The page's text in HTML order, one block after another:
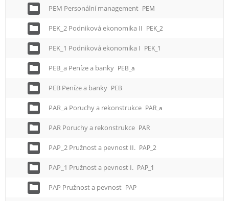
PEM Personální management PEM
PEK_2 Podniková ekonomika II PEK_2
PEK_1 Podniková ekonomika I PEK_1
PEB_a Peníze a banky PEB_a
PEB Peníze a banky PEB
PAR_a Poruchy a rekonstrukce PAR_a
PAR Poruchy a rekonstrukce PAR
PAP_2 Pružnost a pevnost II. PAP_2
PAP_1 Pružnost a pevnost I. PAP_1
PAP Pružnost a pevnost PAP